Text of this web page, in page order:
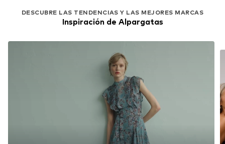
DESCUBRE LAS TENDENCIAS Y LAS MEJORES MARCAS
Inspiración de Alpargatas